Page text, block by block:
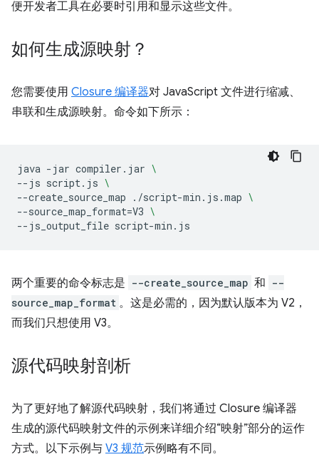
便开发者工具在必要时引用和显示这些文件。
如何生成源映射？
您需要使用 Closure 编译器对 JavaScript 文件进行缩减、
串联和生成源映射。命令如下所示：
java -jar compiler.jar \
--js script.js \
--create_source_map
./script-min.js.map \
--source_map_format=V3 \
--js_output_file
两个重要的命令标志是 --create_source_map 和 --
source_map_format 。这是必需的，因为默认版本为 V2，
而我们只想使用 V3。
源代码映射剖析
为了更好地了解源代码映射，我们将通过 Closure 编译器
生成的源代码映射文件的示例来详细介绍“映射”部分的运作
方式。以下示例与 V3 规范示例略有不同。